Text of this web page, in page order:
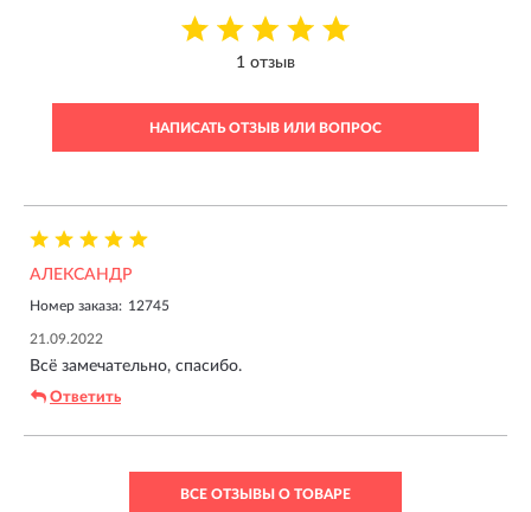
1 отзыв
НАПИСАТЬ ОТЗЫВ ИЛИ ВОПРОС
АЛЕКСАНДР
Номер заказа: 12745
21.09.2022
Всё замечательно, спасибо.
Ответить
ВСЕ ОТЗЫВЫ О ТОВАРЕ